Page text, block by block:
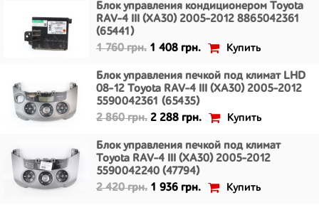
Блок управления кондиционером Toyota
RAV-4 III (XA30) 2005-2012 8865042361
(65441)
1 760 грн. 1 408 грн. Купить
Блок управления печкой под климат LHD
08-12 Toyota RAV-4 III (XA30) 2005-2012
5590042361 (65435)
2 860 грн. 2 288 грн. Купить
Блок управления печкой под климат
Toyota RAV-4 III (XA30) 2005-2012
5590042240 (47794)
2 420 грн. 1 936 грн. Купить